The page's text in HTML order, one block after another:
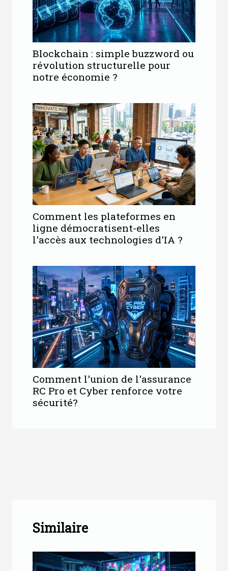
Blockchain : simple buzzword ou
révolution structurelle pour
notre économie ?
Comment les plateformes en
ligne démocratisent-elles
l'accès aux technologies d'IA ?
Comment l'union de l'assurance
RC Pro et Cyber renforce votre
sécurité?
Similaire